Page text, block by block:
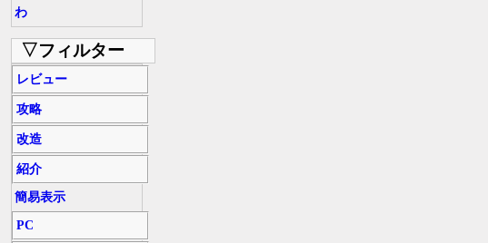
わ
▽フィルター
レビュー
攻略
改造
紹介
簡易表示
PC